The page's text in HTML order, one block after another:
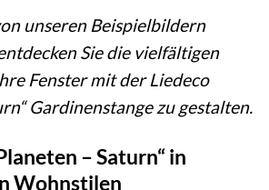
unseren Beispielbildern
Sie die vielfältigen
Fenster mit der Liedeco
Gardinenstange zu gestalten.
– Saturn“ in
Wohnstilen